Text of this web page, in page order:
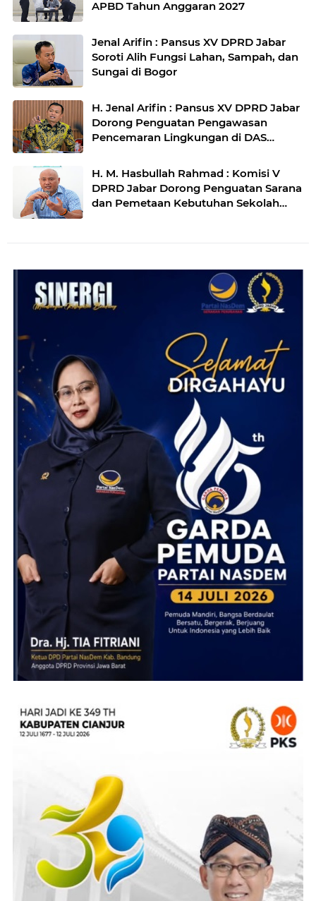
APBD Tahun Anggaran 2027
Jenal Arifin : Pansus XV DPRD Jabar
Soroti Alih Fungsi Lahan, Sampah, dan
Sungai di Bogor
H. Jenal Arifin : Pansus XV DPRD Jabar
Dorong Penguatan Pengawasan
Pencemaran Lingkungan di DAS
H. M. Hasbullah Rahmad : Komisi V
DPRD Jabar Dorong Penguatan Sarana
dan Pemetaan Kebutuhan Sekolah